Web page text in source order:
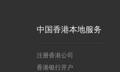
中国香港本地服务
注册香港公司
香港银行开户